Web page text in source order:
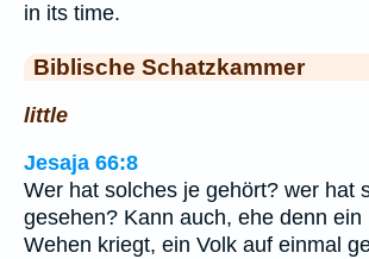
in its time.
Biblische Schatzkammer
little
Jesaja 66:8
Wer hat solches je gehört? wer hat
gesehen? Kann auch, ehe denn ein
Wehen kriegt, ein Volk auf einmal